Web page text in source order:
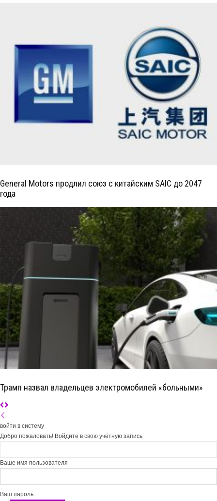
General Motors продлил союз с китайским SAIC до 2047
года
Трамп назвал владельцев электромобилей «больными»
войти в систему
Добро пожаловать! Войдите в свою учётную запись
Ваше имя пользователя
Ваш пароль